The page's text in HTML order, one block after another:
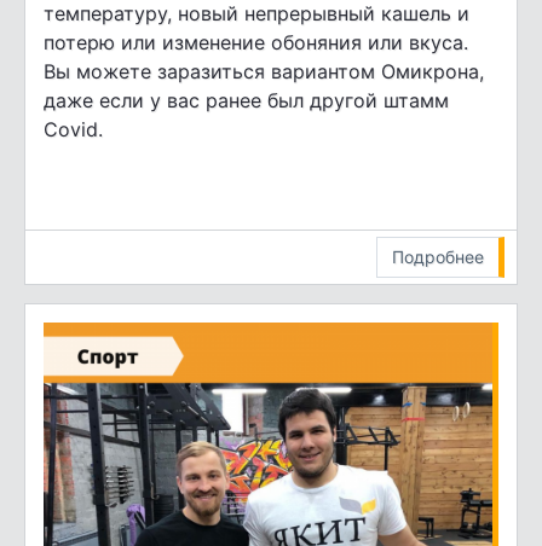
температуру, новый непрерывный кашель и
потерю или изменение обоняния или вкуса.
Вы можете заразиться вариантом Омикрона,
даже если у вас ранее был другой штамм
Covid.
Подробнее